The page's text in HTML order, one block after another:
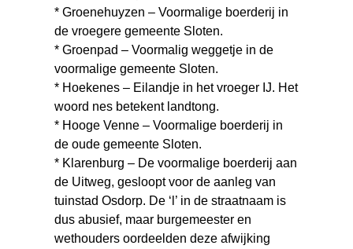
* Groenehuyzen – Voormalige boerderij in
de vroegere gemeente Sloten.
* Groenpad – Voormalig weggetje in de
voormalige gemeente Sloten.
* Hoekenes – Eilandje in het vroeger IJ. Het
woord nes betekent landtong.
* Hooge Venne – Voormalige boerderij in
de oude gemeente Sloten.
* Klarenburg – De voormalige boerderij aan
de Uitweg, gesloopt voor de aanleg van
tuinstad Osdorp. De ‘l’ in de straatnaam is
dus abusief, maar burgemeester en
wethouders oordeelden deze afwijking